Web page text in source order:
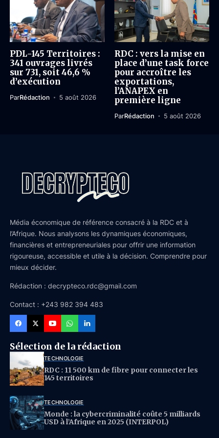
PDL-145 Territoires :
341 ouvrages livrés
sur 731, soit 46,6 %
d’exécution
ParRédaction 5 août 2026
RDC : vers la mise en
place d’une task force
pour accroître les
exportations,
l’ANAPEX en
première ligne
ParRédaction 5 août 2026
Média économique de référence consacré à la RDC et à
l’Afrique. Nous analysons les dynamiques économiques,
financières et entrepreneuriales pour offrir une information
rigoureuse, accessible et utile à la décision. Comprendre pour
mieux décider.
Rédaction : decrypteco.rdc@gmail.com
Contact : +243 982 394 483
Sélection de la rédaction
TECHNOLOGIE
RDC : 11 500 km de fibre pour connecter les
145 territoires
TECHNOLOGIE
Monde : la cybercriminalité coûte 5 milliards
USD à l’Afrique en 2025 (INTERPOL)